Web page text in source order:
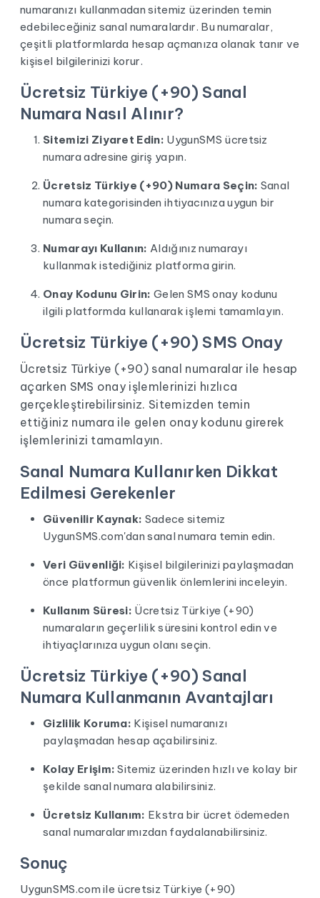
numaranızı kullanmadan sitemiz üzerinden temin
edebileceğiniz sanal numaralardır. Bu numaralar,
çeşitli platformlarda hesap açmanıza olanak tanır ve
kişisel bilgilerinizi korur.
Ücretsiz Türkiye (+90) Sanal
Numara Nasıl Alınır?
Sitemizi Ziyaret Edin: UygunSMS ücretsiz
numara adresine giriş yapın.
Ücretsiz Türkiye (+90) Numara Seçin: Sanal
numara kategorisinden ihtiyacınıza uygun bir
numara seçin.
Numarayı Kullanın: Aldığınız numarayı
kullanmak istediğiniz platforma girin.
Onay Kodunu Girin: Gelen SMS onay kodunu
ilgili platformda kullanarak işlemi tamamlayın.
Ücretsiz Türkiye (+90) SMS Onay
Ücretsiz Türkiye (+90) sanal numaralar ile hesap
açarken SMS onay işlemlerinizi hızlıca
gerçekleştirebilirsiniz. Sitemizden temin
ettiğiniz numara ile gelen onay kodunu girerek
işlemlerinizi tamamlayın.
Sanal Numara Kullanırken Dikkat
Edilmesi Gerekenler
Güvenilir Kaynak: Sadece sitemiz
UygunSMS.com'dan sanal numara temin edin.
Veri Güvenliği: Kişisel bilgilerinizi paylaşmadan
önce platformun güvenlik önlemlerini inceleyin.
Kullanım Süresi: Ücretsiz Türkiye (+90)
numaraların geçerlilik süresini kontrol edin ve
ihtiyaçlarınıza uygun olanı seçin.
Ücretsiz Türkiye (+90) Sanal
Numara Kullanmanın Avantajları
Gizlilik Koruma: Kişisel numaranızı
paylaşmadan hesap açabilirsiniz.
Kolay Erişim: Sitemiz üzerinden hızlı ve kolay bir
şekilde sanal numara alabilirsiniz.
Ücretsiz Kullanım: Ekstra bir ücret ödemeden
sanal numaralarımızdan faydalanabilirsiniz.
Sonuç
UygunSMS.com ile ücretsiz Türkiye (+90)